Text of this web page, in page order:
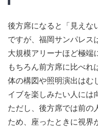
後方席になると「見えな
ですが、福岡サンパレス
大規模アリーナほど極端
もちろん前方席に比べれ
体の構図や照明演出はむ
イブを楽しみたい人には
ただし、後方席では前の
ため、座ったときに視界